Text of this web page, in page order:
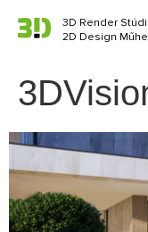
3D Render
2D Design